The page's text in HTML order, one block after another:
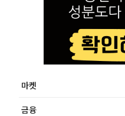
마켓
금융